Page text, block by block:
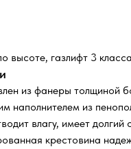
высоте, газлифт 3 класса
из фанеры толщиной
наполнителем из
влагу, имеет долгий
крестовина